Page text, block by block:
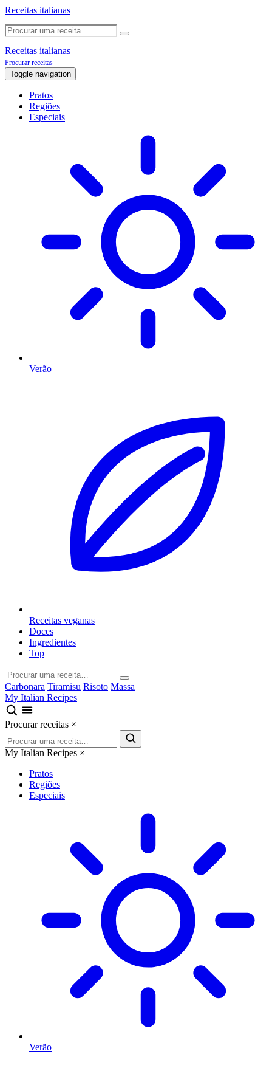
Receitas italianas
Receitas italianas
Procurar receitas
Toggle navigation
Pratos
Regiões
Especiais
Verão
Receitas veganas
Doces
Ingredientes
Top
Carbonara Tiramisu Risoto Massa
My Italian Recipes
Procurar receitas ×
My Italian Recipes ×
Pratos
Regiões
Especiais
Verão